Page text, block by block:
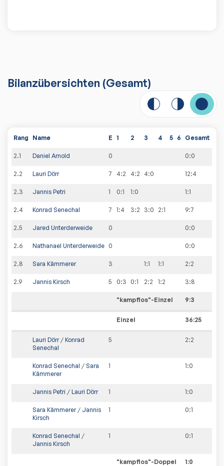
Bilanzübersichten (Gesamt)
Rang Name E 1 2 3 4 5 6 Gesamt
2.1 Daniel Arnold 0 0:0
2.2 Lauri Dörr 7 4:2 4:2 4:0 12:4
2.3 Jannis Petri 1 0:1 1:0 1:1
2.4 Konrad Senechal 7 1:4 3:2 3:0 2:1 9:7
2.5 Jared Unterderweide 0 0:0
2.6 Nathanael Unterderweide 0 0:0
2.8 Sara Kämmerer 3 1:1 1:1 2:2
2.9 Jannis Kirsch 5 0:3 0:1 2:2 1:2 3:8
"kampflos"-Einzel 9:3
Einzel 36:25
Lauri Dörr/ Konrad
Senechal
5 2:2
Konrad Senechal / Sara
Kämmerer
1 1:0
Jannis Petri / Lauri Dörr 1 1:0
Sara Kämmerer/ Jannis
Kirsch
1 0:1
Konrad Senechal /
Jannis Kirsch
1 0:1
"kampflos"-Doppel 1:0